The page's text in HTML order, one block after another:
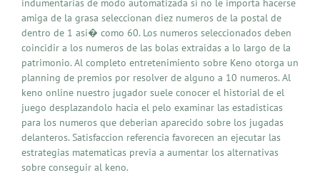
indumentarias de modo automatizada si no le importa hacerse
amiga de la grasa seleccionan diez numeros de la postal de
dentro de 1 asi� como 60. Los numeros seleccionados deben
coincidir a los numeros de las bolas extraidas a lo largo de la
patrimonio. Al completo entretenimiento sobre Keno otorga un
planning de premios por resolver de alguno a 10 numeros. Al
keno online nuestro jugador suele conocer el historial de el
juego desplazandolo hacia el pelo examinar las estadisticas
para los numeros que deberian aparecido sobre los jugadas
delanteros. Satisfaccion referencia favorecen an ejecutar las
estrategias matematicas previa a aumentar los alternativas
sobre conseguir al keno.